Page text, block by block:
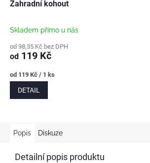
Zahradní kohout
Skladem přímo u nás
od 98,35 Kč bez DPH
od 119 Kč
Měrná
cena:
od 119 Kč / 1 ks
DETAIL
Popis Diskuze
Detailní popis produktu